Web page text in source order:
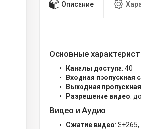
Описание
Основные
Каналы доступа: 40
Входная пропускная
Выходная
Разрешение видео:
Видео и Аудио
Сжатие видео: S+265,